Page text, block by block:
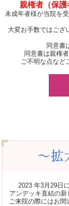
親権者（保護
未成年者様が当院を
大変お手数ではござ
同意書
同意書は親権
ご不明な点など
2023 年3月29日
アンデッキ直結の新
ご来院の際にはお